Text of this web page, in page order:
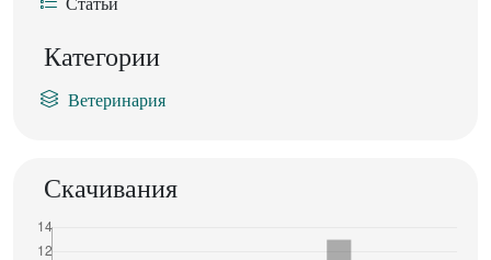
Статьи
Категории
Ветеринария
Скачивания